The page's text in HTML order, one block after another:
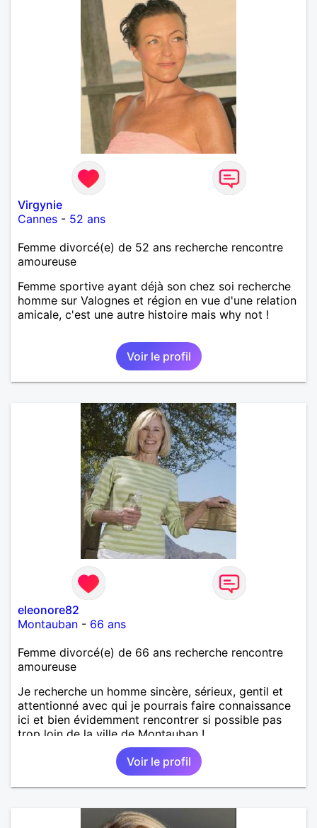
récentes. Géraldine.
Virgynie
Cannes - 52 ans
Femme divorcé(e) de 52 ans recherche rencontre
amoureuse
Femme sportive ayant déjà son chez soi recherche
homme sur Valognes et région en vue d'une relation
amicale, c'est une autre histoire mais why not !
Voir le profil
eleonore82
Montauban - 66 ans
Femme divorcé(e) de 66 ans recherche rencontre
amoureuse
Je recherche un homme sincère, sérieux, gentil et
attentionné avec qui je pourrais faire connaissance
ici et bien évidemment rencontrer si possible pas
trop loin de la ville de Montauban !
Voir le profil